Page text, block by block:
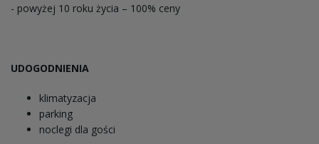
- powyżej 10 roku życia – 100% ceny
UDOGODNIENIA
klimatyzacja
parking
noclegi dla gości